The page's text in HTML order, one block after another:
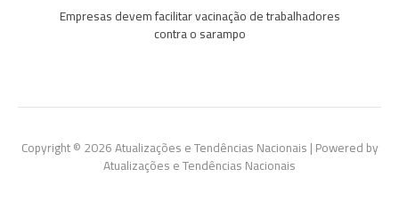
Empresas devem facilitar vacinação de trabalhadores
contra o sarampo
Copyright © 2026 Atualizações e Tendências Nacionais | Powered by
Atualizações e Tendências Nacionais